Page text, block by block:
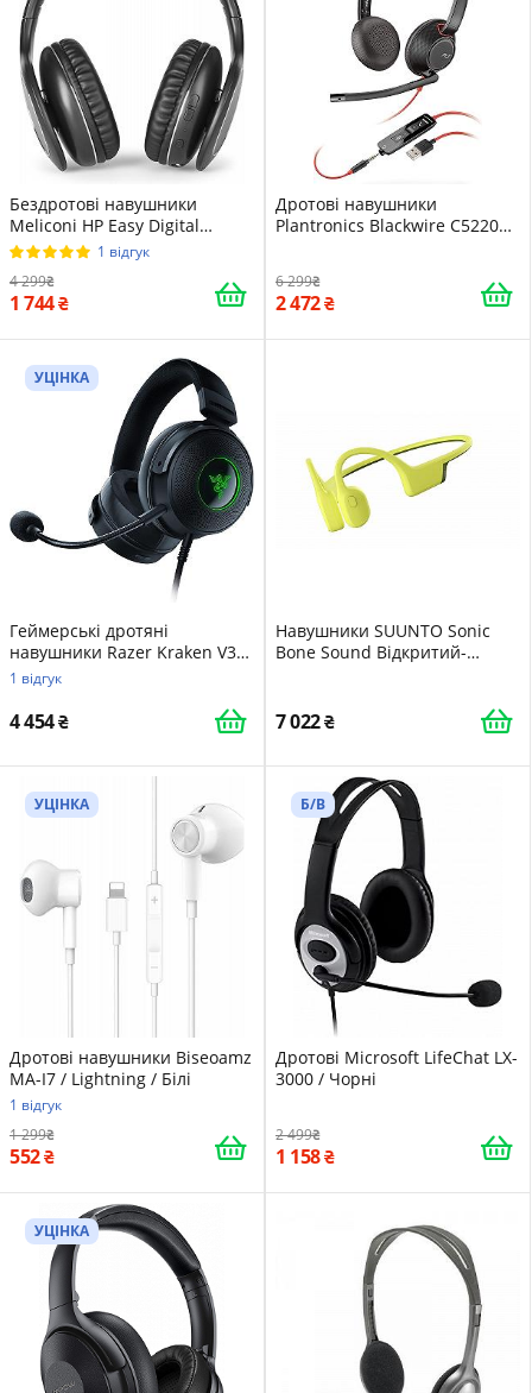
Бездротові навушники
Meliconi HP Easy Digital
Bundle / Радіоканал / До 8
годин роботи / Чорні
1 відгук
4 299
1 744
Дротові навушники
Plantronics Blackwire C5220
6 299
2 472
УЦІНКА
Геймерські дротяні
навушники Razer Kraken V3
HyperSense / AUX / Підсвітка /
Green (RZ04-03770100-R3M1)
1 відгук
4 454
Навушники SUUNTO Sonic
Bone Sound Відкритий-
Покращений Бас IP55
Водонепроникний 10 годин
7 022
УЦІНКА
Дротові навушники Biseoamz
MA-I7 / Lightning / Білі
1 відгук
1 299
552
Б/В
Дротові Microsoft LifeChat LX-
3000 / Чорні
2 499
1 158
УЦІНКА